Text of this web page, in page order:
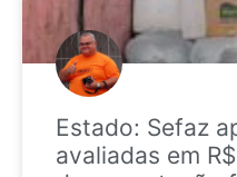
Estado: Sefaz
avaliadas em